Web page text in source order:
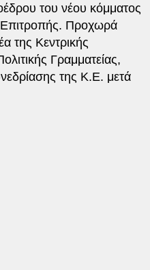
του νέου κόμματος
Επιτροπής. Προχωρά
της Κεντρικής
Γραμματείας,
της Κ.Ε. μετά